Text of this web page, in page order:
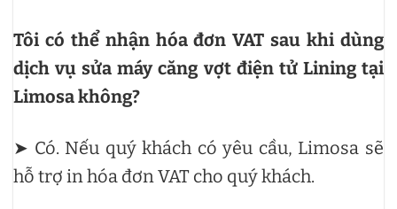
Tôi có thể nhận hóa đơn VAT sau khi dùng
dịch vụ sửa máy căng vợt điện tử Lining tại
Limosa không?
➤ Có. Nếu quý khách có yêu cầu, Limosa sẽ
hỗ trợ in hóa đơn VAT cho quý khách.